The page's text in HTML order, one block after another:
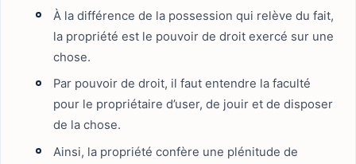
À la différence de la possession qui relève du fait,
la propriété est le pouvoir de droit exercé sur une
chose.
Par pouvoir de droit, il faut entendre la faculté
pour le propriétaire d’user, de jouir et de disposer
de la chose.
Ainsi, la propriété confère une plénitude de